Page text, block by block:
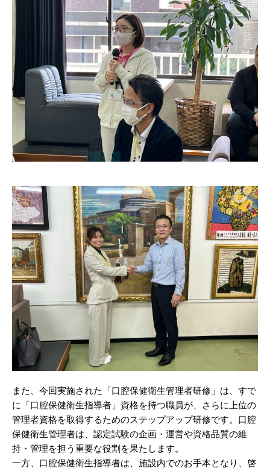
また、今回実施された「口腔保健衛生管理者研修」は、すで
に「口腔保健衛生指導者」資格を持つ職員が、さらに上位の
管理者資格を取得するためのステップアップ研修です。口腔
保健衛生管理者は、認定試験の企画・運営や資格品質の維
持・管理を担う重要な役割を果たします。
一方、口腔保健衛生指導者は、施設内でのお手本となり、啓